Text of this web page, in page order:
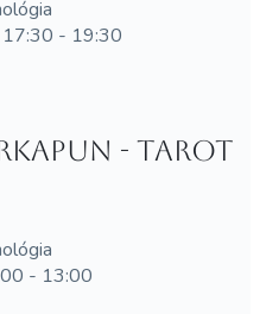
- 19:30
- Tarot
- 13:00